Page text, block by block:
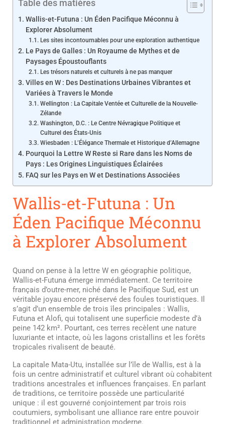
Table des matières
Wallis-et-Futuna : Un Éden Pacifique Méconnu à
Explorer Absolument
Les sites incontournables pour une exploration authentique
Le Pays de Galles : Un Royaume de Mythes et de
Paysages Époustouflants
Les trésors naturels et culturels à ne pas manquer
Villes en W : Des Destinations Urbaines Vibrantes et
Variées à Travers le Monde
Wellington : La Capitale Ventée et Culturelle de la Nouvelle-
Zélande
Washington, D.C. : Le Centre Névragique Politique et
Culturel des États-Unis
Wiesbaden : L’Élégance Thermale et Historique d’Allemagne
Pourquoi la Lettre W Reste si Rare dans les Noms de
Pays : Les Origines Linguistiques Éclairées
FAQ sur les Pays en W et Destinations Associées
Wallis-et-Futuna : Un
Éden Pacifique Méconnu
à Explorer Absolument
Quand on pense à la lettre W en géographie politique,
Wallis-et-Futuna émerge immédiatement. Ce territoire
français d’outre-mer, niché dans le Pacifique Sud, est un
véritable joyau encore préservé des foules touristiques. Il
s’agit d’un ensemble de trois îles principales : Wallis,
Futuna et Alofi, qui totalisent une superficie modeste d’à
peine 142 km². Pourtant, ces terres recèlent une nature
luxuriante et intacte, où les lagons cristallins et les forêts
tropicales rivalisent de beauté.
La capitale Mata-Utu, installée sur l’île de Wallis, est à la
fois un centre administratif et culturel vibrant où cohabitent
traditions ancestrales et influences françaises. En parlant
de traditions, ce territoire possède une particularité
unique : il est gouverné conjointement par trois rois
coutumiers, symbolisant une alliance rare entre pouvoir
traditionnel et administration moderne.